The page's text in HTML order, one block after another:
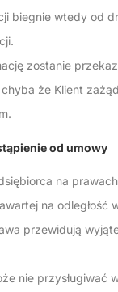
biegnie wtedy od
zostanie
że Klient
od umowy
na
na odległość
przewidują
nie przysługiwać